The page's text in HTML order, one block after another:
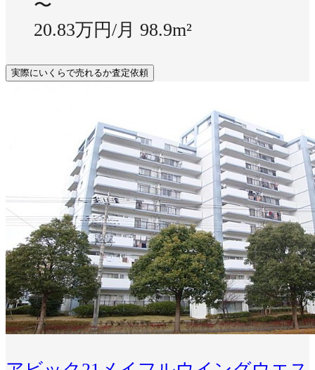
〜
20.83万円/月 98.9m²
実際にいくらで売れるか査定依頼